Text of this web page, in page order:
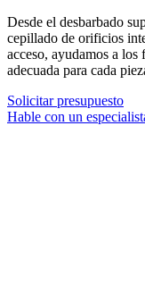
Desde el desbarbado
cepillado de orificios
acceso, ayudamos a
adecuada para cada
Solicitar presupuesto
Hable con un